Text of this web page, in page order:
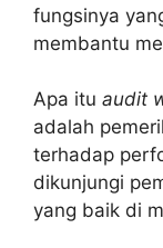
fungsinya
membantu
Apa itu audit
adalah
terhadap
dikunjungi
yang baik di